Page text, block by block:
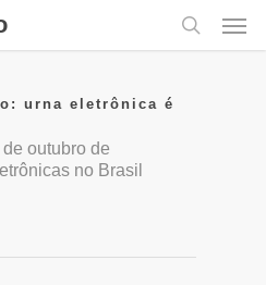
urna eletrônica é
de outubro de
no Brasil